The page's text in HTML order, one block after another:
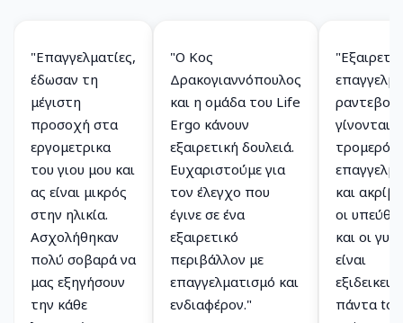
"Επαγγελματίες,
έδωσαν τη
μέγιστη
προσοχή στα
εργομετρικα
του γιου μου και
ας είναι μικρός
στην ηλικία.
Ασχολήθηκαν
πολύ σοβαρά να
μας εξηγήσουν
την κάθε
"Ο Κος
Δρακογιαννόπουλος
και η ομάδα του Life
Ergo κάνουν
εξαιρετική δουλειά.
Ευχαριστούμε για
τον έλεγχο που
έγινε σε ένα
εξαιρετικό
περιβάλλον με
επαγγελματισμό και
ενδιαφέρον."
ραντεβού
γίνονται
τρομερό
και
οι
και οι
είναι
πάντα to